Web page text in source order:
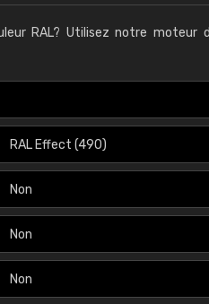
RAL? Utilisez notre